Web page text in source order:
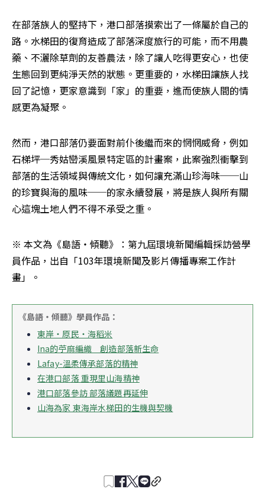
在部落族人的堅持下，港口部落摸索出了一條屬於自己的
路。水梯田的復育造成了部落深度旅行的可能，而不用農
藥、不灑除草劑的友善農法，除了讓人吃得更安心，也使
生態回到更純淨天然的狀態。更重要的，水梯田讓族人找
回了記憶，更家意識到「家」的重要，進而使族人間的情
感更為凝聚。
然而，港口部落仍要面對前仆後繼而來的惘惘威脅，例如
石梯坪─秀姑巒溪風景特定區的計畫案，此案強烈衝擊到
部落的生活領域與傳統文化，如何讓充滿山珍海味──山
的珍寶與海的風味──的家永續發展，將是族人與所有關
心這塊土地人們不得不承受之重。
※ 本文為《島語‧傾聽》：第九屆環境新聞編輯採訪營學
員作品，出自「103年環境新聞及影片傳播專案工作計
畫」。
《島語‧傾聽》學員作品：
東岸‧原民‧海稻米
Ina的苧麻編織　創造部落新生命
Lafay-溫柔傳承部落的精神
在港口部落 重現里山海精神
港口部落參訪 部落議題再延伸
山海為家 東海岸水梯田的生機與契機